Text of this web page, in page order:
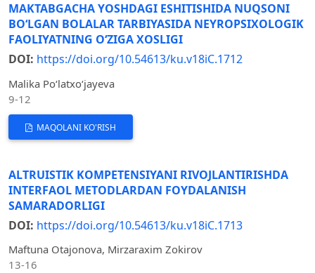
MAKTABGACHA YOSHDAGI ESHITISHIDA NUQSONI
BO‘LGAN BOLALAR TARBIYASIDA NEYROPSIXOLOGIK
FAOLIYATNING O‘ZIGA XOSLIGI
DOI: https://doi.org/10.54613/ku.v18iC.1712
Malika Po‘latxo‘jayeva
9-12
MAQOLANI KO'RISH
ALTRUISTIK KOMPETENSIYANI RIVOJLANTIRISHDA
INTERFAOL METODLARDAN FOYDALANISH
SAMARADORLIGI
DOI: https://doi.org/10.54613/ku.v18iC.1713
Maftuna Otajonova, Mirzaraxim Zokirov
13-16